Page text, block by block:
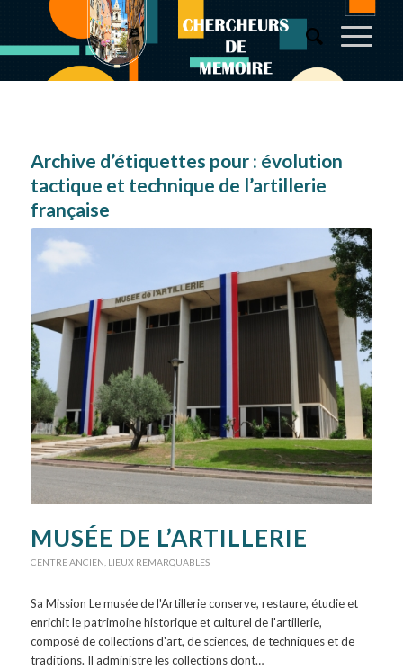
Archive d’étiquettes pour : évolution
tactique et technique de l’artillerie
française
MUSÉE DE L’ARTILLERIE
CENTRE ANCIEN LIEUX REMARQUABLES
Sa Mission Le musée de l'Artillerie conserve, restaure, étudie et
enrichit le patrimoine historique et culturel de l'artillerie,
composé de collections d'art, de sciences, de techniques et de
traditions. Il administre les collections dont…